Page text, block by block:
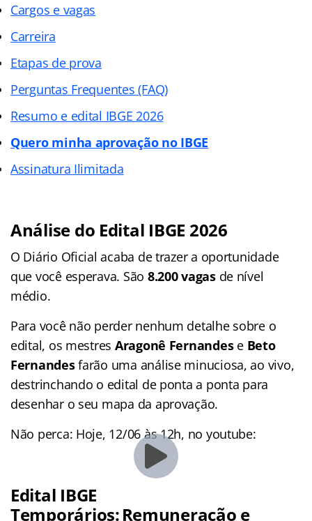
Cargos e vagas
Carreira
Etapas de prova
Perguntas Frequentes (FAQ)
Resumo e edital IBGE 2026
Quero minha aprovação no IBGE
Assinatura Ilimitada
Análise do Edital IBGE 2026
O Diário Oficial acaba de trazer a oportunidade
que você esperava. São 8.200 vagasde nível
médio.
Para você não perder nenhum detalhe sobre o
edital, os mestres Aragonê Fernandese Beto
Fernandesfarão uma análise minuciosa, ao vivo,
destrinchando o edital de ponta a ponta para
desenhar o seu mapa da aprovação.
Não perca: Hoje, 12/06 às 12h, no youtube:
Edital IBGE
Temporários:Remuneração e